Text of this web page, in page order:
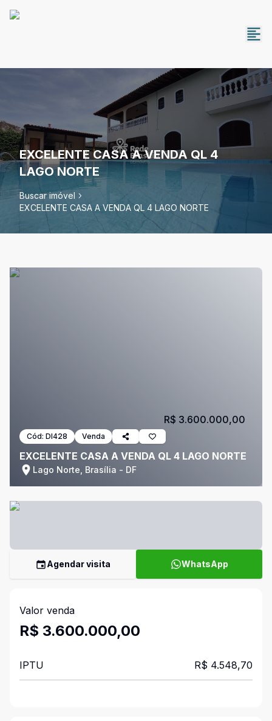
EXCELENTE CASA A VENDA QL 4
LAGO NORTE
Buscar imóvel
EXCELENTE CASA A VENDA QL 4 LAGO NORTE
Cód: DI428 Venda
EXCELENTE CASA A VENDA QL 4 LAGO NORTE
Lago Norte, Brasília - DF
R$ 3.600.000,00
Agendar visita WhatsApp
Valor venda
R$ 3.600.000,00
IPTU R$ 4.548,70